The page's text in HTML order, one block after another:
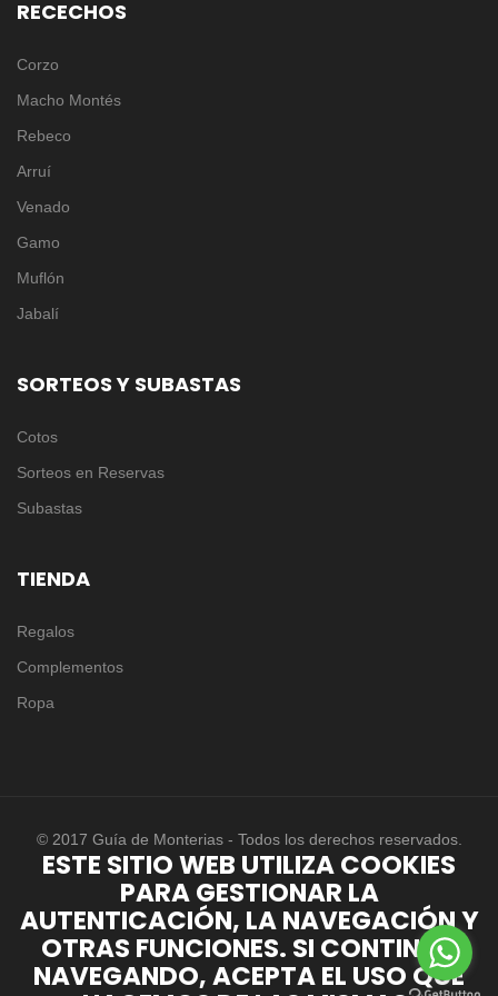
RECECHOS
Corzo
Macho Montés
Rebeco
Arruí
Venado
Gamo
Muflón
Jabalí
SORTEOS Y SUBASTAS
Cotos
Sorteos en Reservas
Subastas
TIENDA
Regalos
Complementos
Ropa
© 2017 Guía de Monterias - Todos los derechos reservados.
ESTE SITIO WEB UTILIZA COOKIES
PARA GESTIONAR LA
AUTENTICACIÓN, LA NAVEGACIÓN Y
OTRAS FUNCIONES. SI CONTINÚA
NAVEGANDO, ACEPTA EL USO QUE